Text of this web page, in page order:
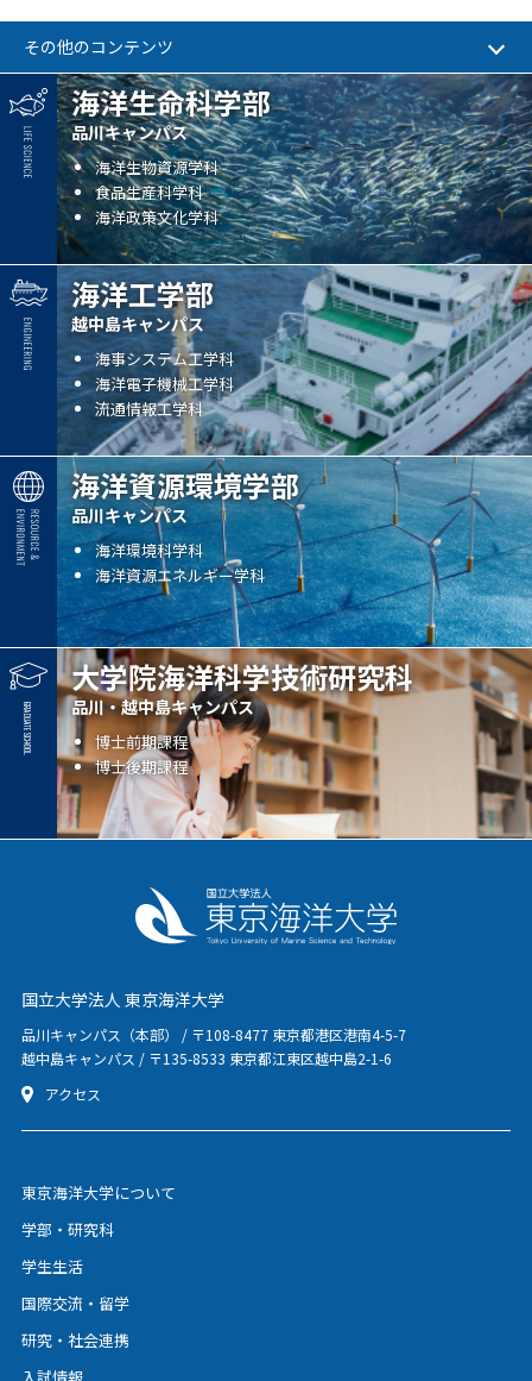
その他のコンテンツ
海洋生命科学部
品川キャンパス
海洋生物資源学科
食品生産科学科
海洋政策文化学科
海洋工学部
越中島キャンパス
海事システム工学科
海洋電子機械工学科
流通情報工学科
海洋資源環境学部
品川キャンパス
海洋環境科学科
海洋資源エネルギー学科
大学院海洋科学技術研究科
品川・越中島キャンパス
博士前期課程
博士後期課程
国立大学法人 東京海洋大学
品川キャンパス（本部） / 〒108-8477 東京都港区港南4-5-7
越中島キャンパス / 〒135-8533 東京都江東区越中島2-1-6
アクセス
東京海洋大学について
学部・研究科
学生生活
国際交流・留学
研究・社会連携